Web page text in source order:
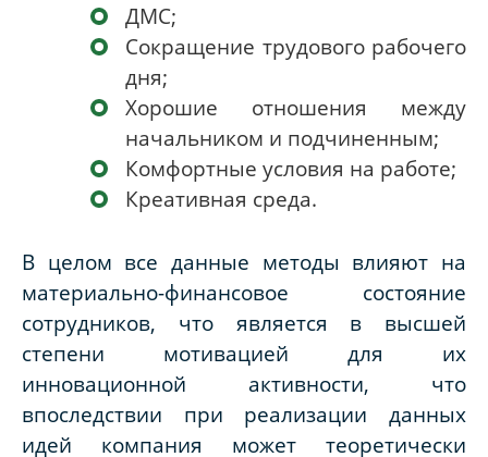
ДМС;
Сокращение трудового рабочего
дня;
Хорошие отношения между
начальником и подчиненным;
Комфортные условия на работе;
Креативная среда.
В целом все данные методы влияют на
материально-финансовое состояние
сотрудников, что является в высшей
степени мотивацией для их
инновационной активности, что
впоследствии при реализации данных
идей компания может теоретически